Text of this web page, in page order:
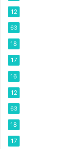
12
63
18
17
16
12
63
18
17